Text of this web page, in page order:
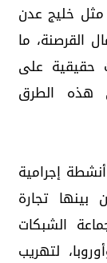
مثل خليج عدن
القرصنة، ما
حقيقية على
هذه الطرق
إجرامية
بينها تجارة
الشبكات
لتهريب